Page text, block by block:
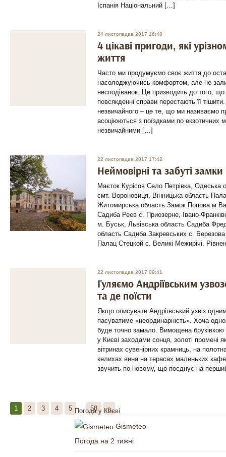
Іспанія Національний […]
24 листопадаа 2017 16:48
4 цікаві пригоди, які
життя
Часто ми продумуємо своє життя до
насолоджуючись комфортом, але не
несподіванок. Це призводить до того,
повсякденні справи перестають її
незвичайного – це те, що ми називаємо
асоціюються з поїздками по екзотичних
незвичайними […]
22 листопадаа 2017 17:42
Неймовірні та забуті
Маєток Курісов Село Петрівка, Одеська
смт. Вороновиця, Вінницька область
Житомирська область Замок Попова м
Садиба Реев с. Приозерне, Івано-
м. Буськ, Львівська область Садиба
область Садиба Закревських с.
Палац Стецкой с. Великі Межирічі,
22 листопадаа 2017 09:41
Гуляємо Андріївським
та де поїсти
Якщо описувати Андріївський узвіз
пасуватиме «неординарність». Хоча
буде точно замало. Вимощена бруківкою
у Києві заходами сонця, золоті промені
вітринах сувенірних крамниць, на
келихах вина на терасах маленьких
звучить по-новому, що поєднує на
1 2 3 4 5 ... 58 »
Погода у Києві
Gismeteo
Погода на 2 тижні